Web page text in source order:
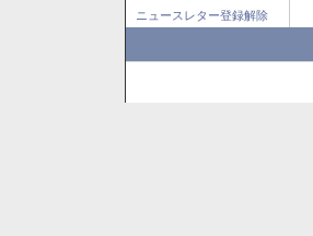
ニュースレター登録解除